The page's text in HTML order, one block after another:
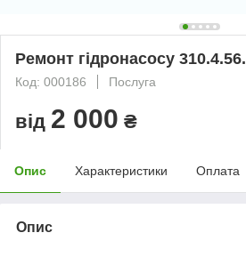
Ремонт гідронасосу
Код: 000186 Послуга
від 2 000 ₴
Опис Характеристики Оплата
Опис